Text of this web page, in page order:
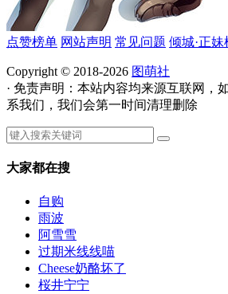
点赞榜单 网站声明 常见问题 倾城·正妹
Copyright © 2018-2026 图萌社
· 免责声明：本站内容均来源互联网，
系我们，我们会第一时间清理删除
大家都在搜
自购
雨波
阿雪雪
过期米线线喵
Cheese奶酪坏了
桜井宁宁